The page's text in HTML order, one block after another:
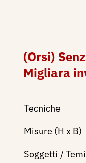
(Orsi)
Migliara
Tecniche
Misure (H x B)
Soggetti / Temi